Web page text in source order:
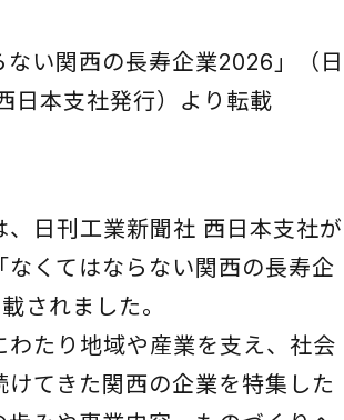
ない関西の長寿企業2026」（日
日本支社発行）より転載
、日刊工業新聞社 西日本支社が
なくてはならない関西の長寿企
されました。
わたり地域や産業を支え、社会
けてきた関西の企業を特集した